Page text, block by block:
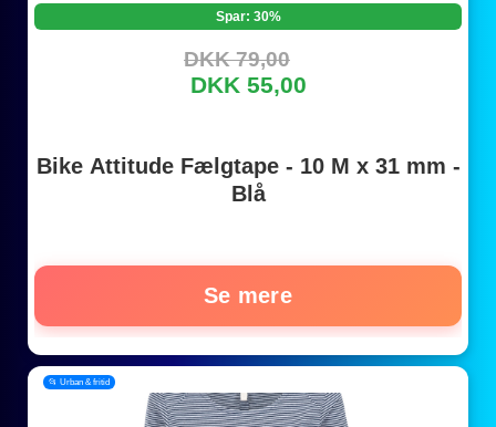
Spar: 30%
DKK 79,00
DKK 55,00
Bike Attitude Fælgtape - 10 M x 31 mm -
Blå
Se mere
📂 Urban & fritid